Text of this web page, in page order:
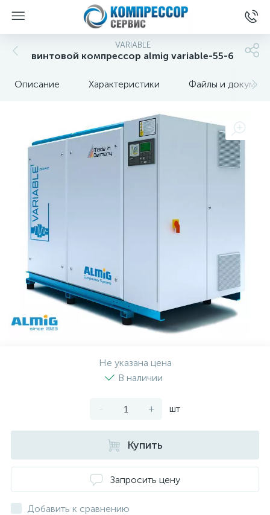
VARIABLE
винтовой компрессор almig variable-55-6
Описание Характеристики Файлы и
Не указана цена
В наличии
- + шт
Купить
Запросить цену
Добавить к сравнению